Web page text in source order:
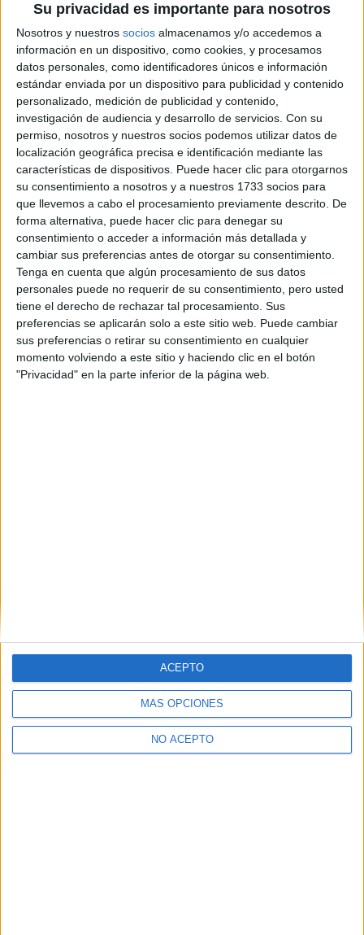
Su privacidad es importante para nosotros
Nosotros y nuestros socios almacenamos y/o accedemos a
información en un dispositivo, como cookies, y procesamos
datos personales, como identificadores únicos e información
estándar enviada por un dispositivo para publicidad y contenido
personalizado, medición de publicidad y contenido,
investigación de audiencia y desarrollo de servicios. Con su
permiso, nosotros y nuestros socios podemos utilizar datos de
localización geográfica precisa e identificación mediante las
características de dispositivos. Puede hacer clic para otorgarnos
su consentimiento a nosotros y a nuestros 1733 socios para
que llevemos a cabo el procesamiento previamente descrito. De
forma alternativa, puede hacer clic para denegar su
consentimiento o acceder a información más detallada y
cambiar sus preferencias antes de otorgar su consentimiento.
Tenga en cuenta que algún procesamiento de sus datos
personales puede no requerir de su consentimiento, pero usted
tiene el derecho de rechazar tal procesamiento. Sus
preferencias se aplicarán solo a este sitio web. Puede cambiar
sus preferencias o retirar su consentimiento en cualquier
momento volviendo a este sitio y haciendo clic en el botón
"Privacidad" en la parte inferior de la página web.
MÁS OPCIONES
NO ACEPTO
ACEPTO
Eventos , Protocolo e incluso si alguno hay MICE
El tema es que hay muchos sitios para hacerlo pero quiero
elegir bien.. leo muchas cosas malas de casi todos los sitios
que he buscado
Ostelea , IMF , UCJC , UA...
Hay alguno que tenga alguna referencia de un buen centro
de estudios?
Muchas gracias y un saludo
Inicio
Etiquetas: La universidad - un mundo Turismo